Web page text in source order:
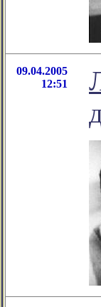
09.04.2005
12:51